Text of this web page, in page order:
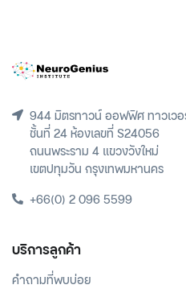
944 มิตรทาวน์ ออฟฟิศ ทาวเวอ
ชั้นที่ 24 ห้องเลขที่ S24056
ถนนพระราม 4 แขวงวังใหม่
เขตปทุมวัน กรุงเทพมหานคร
+66(0) 2 096 5599
บริการลูกค้า
คำถามที่พบบ่อย